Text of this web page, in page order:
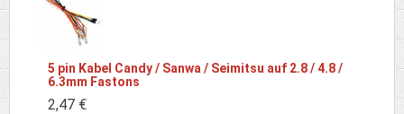
5 pin Kabel Candy / Sanwa / Seimitsu auf 2.8 / 4.8 /
6.3mm Fastons
2,47 €